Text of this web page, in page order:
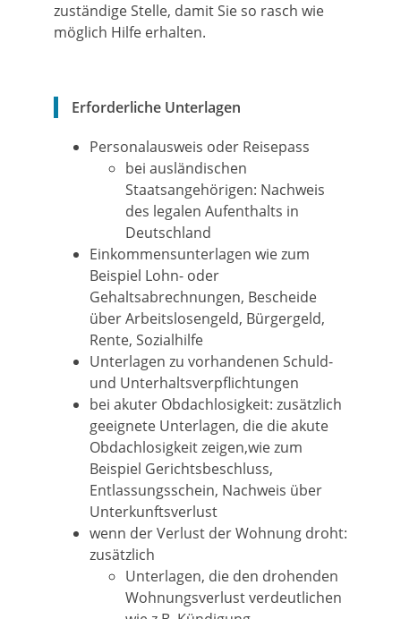
zuständige Stelle, damit Sie so rasch wie
möglich Hilfe erhalten.
Erforderliche Unterlagen
Personalausweis oder Reisepass
bei ausländischen
Staatsangehörigen: Nachweis
des legalen Aufenthalts in
Deutschland
Einkommensunterlagen wie zum
Beispiel Lohn- oder
Gehaltsabrechnungen, Bescheide
über Arbeitslosengeld, Bürgergeld,
Rente, Sozialhilfe
Unterlagen zu vorhandenen Schuld-
und Unterhaltsverpflichtungen
bei akuter Obdachlosigkeit: zusätzlich
geeignete Unterlagen, die die akute
Obdachlosigkeit zeigen,wie zum
Beispiel Gerichtsbeschluss,
Entlassungsschein, Nachweis über
Unterkunftsverlust
wenn der Verlust der Wohnung droht:
zusätzlich
Unterlagen, die den drohenden
Wohnungsverlust verdeutlichen